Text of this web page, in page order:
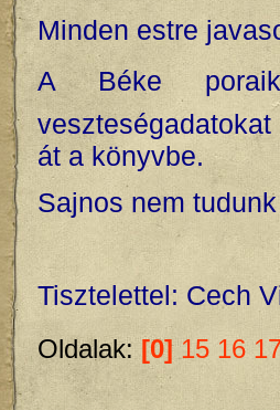
Minden estre
A Béke
át a könyvbe.
Sajnos nem
Tisztelettel: Cech
Oldalak: [0] 15 16